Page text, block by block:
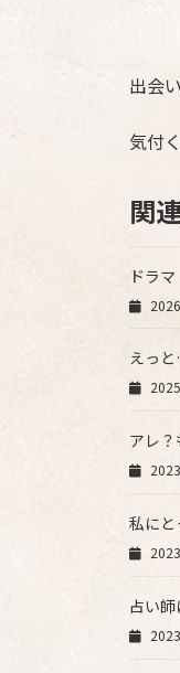
出会
気付
関
ドラ
えっ
アレ
私にと
占い師